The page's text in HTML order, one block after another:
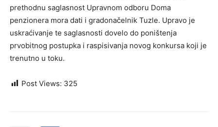
prethodnu saglasnost Upravnom odboru Doma
penzionera mora dati i gradonačelnik Tuzle. Upravo je
uskraćivanje te saglasnosti dovelo do poništenja
prvobitnog postupka i raspisivanja novog konkursa koji je
trenutno u toku.
Post Views: 325